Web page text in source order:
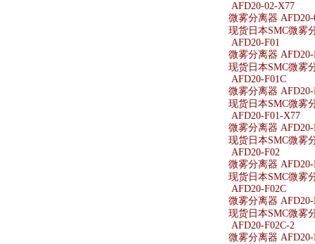
AFD20-02-X77
微雾分离器 AFD20-
现货日本SMC微雾
AFD20-F01
微雾分离器 AFD20-
现货日本SMC微雾
AFD20-F01C
微雾分离器 AFD20-
现货日本SMC微雾
AFD20-F01-X77
微雾分离器 AFD20-
现货日本SMC微雾
AFD20-F02
微雾分离器 AFD20-
现货日本SMC微雾
AFD20-F02C
微雾分离器 AFD20-
现货日本SMC微雾
AFD20-F02C-2
微雾分离器 AFD20-